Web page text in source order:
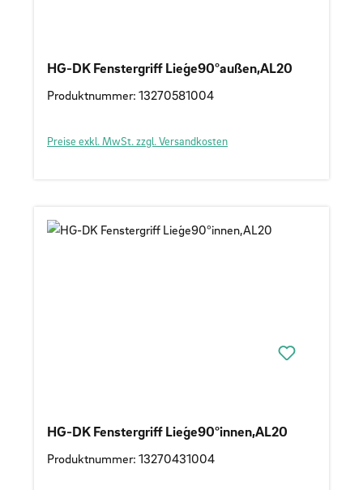
HG-DK Fenstergriff Lieǵe90°außen,AL20
Produktnummer: 13270581004
Preise exkl. MwSt. zzgl. Versandkosten
HG-DK Fenstergriff Lieǵe90°innen,AL20
Produktnummer: 13270431004